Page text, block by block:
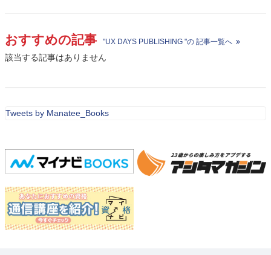
おすすめの記事 "UX DAYS PUBLISHING "の 記事一覧へ
該当する記事はありません
Tweets by Manatee_Books